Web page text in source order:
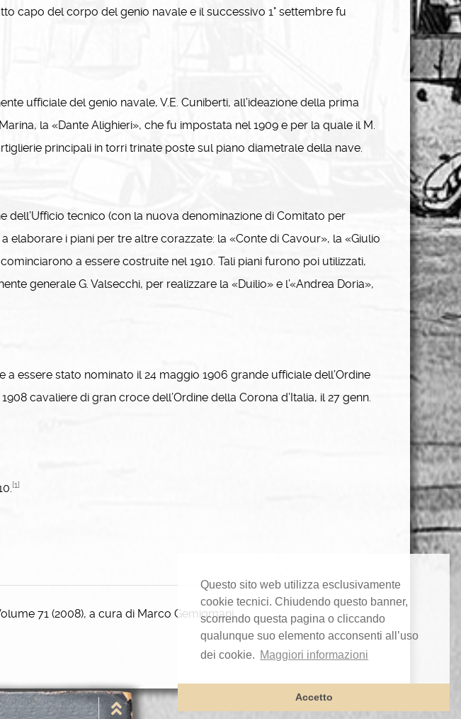
Questo sito web utilizza esclusivamente
cookie tecnici. Chiudendo questo banner,
scorrendo questa pagina o cliccando
qualunque suo elemento acconsenti all’uso
dei cookie. Maggiori informazioni
Accetto
capo del corpo del genio navale e il successivo 1° settembre fu
ufficiale del genio navale, V.E. Cuniberti, all’ideazione della prima
la «Dante Alighieri», che fu impostata nel 1909 e per la quale il M.
principali in torri trinate poste sul piano diametrale della nave.
dell’Ufficio tecnico (con la nuova denominazione di Comitato per
elaborare i piani per tre altre corazzate: la «Conte di Cavour», la «Giulio
a essere costruite nel 1910. Tali piani furono poi utilizzati,
generale G. Valsecchi, per realizzare la «Duilio» e l’«Andrea Doria»,
essere stato nominato il 24 maggio 1906 grande ufficiale dell’Ordine
cavaliere di gran croce dell’Ordine della Corona d’Italia, il 27 genn.
[1]
71 (2008), a cura di Marco Gemigmani.